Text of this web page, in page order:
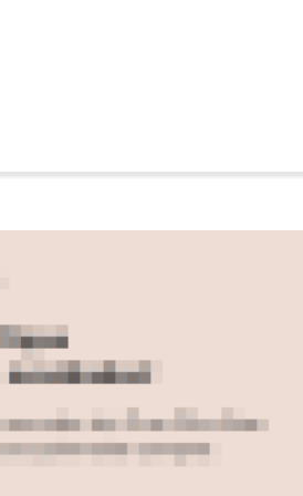
bom, tenho 165 de altura e 72 kilos.